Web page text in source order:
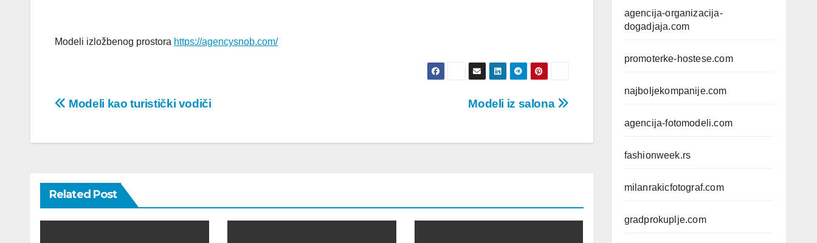
Modeli izložbenog prostora https://agencysnob.com/
Post
Modeli iz salona
Modeli kao turistički vodiči
Related Post
agencija-organizacija-
dogadjaja.com
promoterke-hostese.com
najboljekompanije.com
agencija-fotomodeli.com
fashionweek.rs
milanrakicfotograf.com
gradprokuplje.com